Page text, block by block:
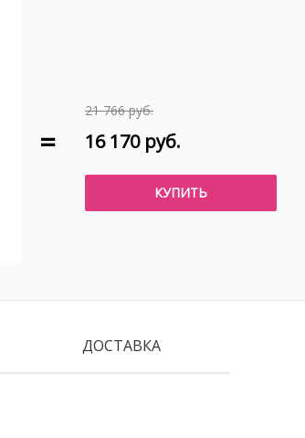
21 766 руб.
16 170 руб.
КУПИТЬ
ДОСТАВКА